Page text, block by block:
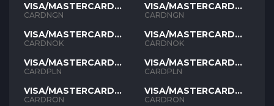
VISA/MASTERCARD
NGN
CARDNGN
VISA/MASTERCARD
NOK
CARDNOK
VISA/MASTERCARD
PLN
CARDPLN
VISA/MASTERCARD
RON
CARDRON
VISA/MASTERCARD
NGN
CARDNGN
VISA/MASTERCARD
NOK
CARDNOK
VISA/MASTERCARD
PLN
CARDPLN
VISA/MASTERCARD
RON
CARDRON